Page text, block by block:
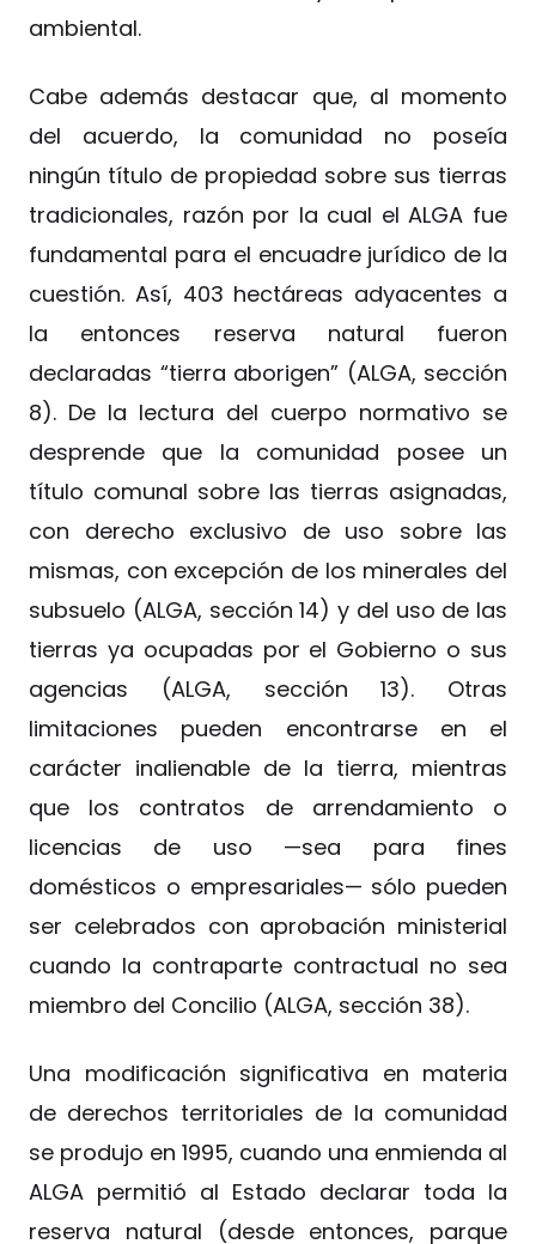
ambiental.
Cabe además destacar que, al momento
del acuerdo, la comunidad no poseía
ningún título de propiedad sobre sus tierras
tradicionales, razón por la cual el ALGA fue
fundamental para el encuadre jurídico de la
cuestión. Así, 403 hectáreas adyacentes a
la entonces reserva natural fueron
declaradas “tierra aborigen” (ALGA, sección
8). De la lectura del cuerpo normativo se
desprende que la comunidad posee un
título comunal sobre las tierras asignadas,
con derecho exclusivo de uso sobre las
mismas, con excepción de los minerales del
subsuelo (ALGA, sección 14) y del uso de las
tierras ya ocupadas por el Gobierno o sus
agencias (ALGA, sección 13). Otras
limitaciones pueden encontrarse en el
carácter inalienable de la tierra, mientras
que los contratos de arrendamiento o
licencias de uso —sea para fines
domésticos o empresariales— sólo pueden
ser celebrados con aprobación ministerial
cuando la contraparte contractual no sea
miembro del Concilio (ALGA, sección 38).
Una modificación significativa en materia
de derechos territoriales de la comunidad
se produjo en 1995, cuando una enmienda al
ALGA permitió al Estado declarar toda la
reserva natural (desde entonces, parque